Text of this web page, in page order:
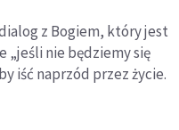
z Bogiem, który jest
„jeśli nie będziemy się
iść naprzód przez życie.